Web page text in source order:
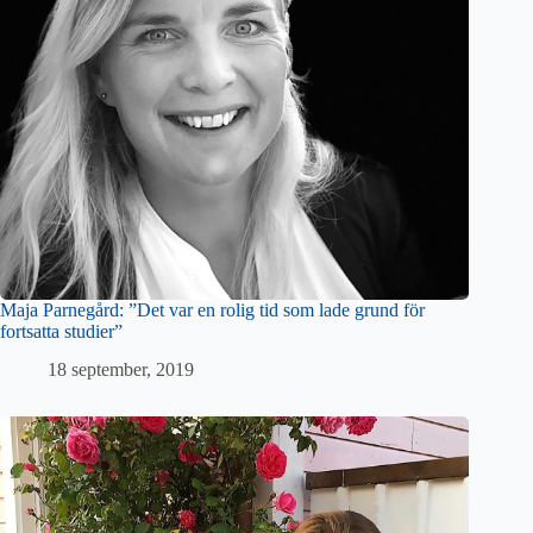
Maja Parnegård: ”Det var en rolig tid som lade grund för
fortsatta studier”
18 september, 2019